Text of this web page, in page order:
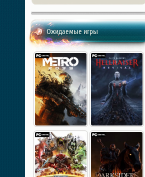
Ожидаемые игры